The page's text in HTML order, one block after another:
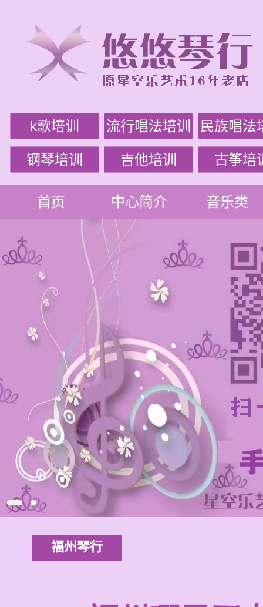
k歌培训 流行唱法培训 民族唱法
钢琴培训 吉他培训 古筝培
首页 中心简介 音乐类
福州琴行